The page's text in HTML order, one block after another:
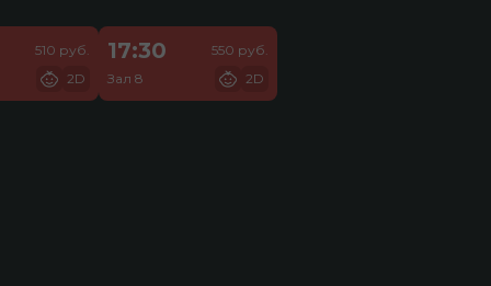
510 руб.
2D
17:30
Зал 8
550 руб.
2D